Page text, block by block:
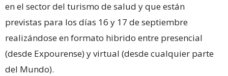
en el sector del turismo de salud y que están
previstas para los días 16 y 17 de septiembre
realizándose en formato hibrido entre presencial
(desde Expourense) y virtual (desde cualquier parte
del Mundo).